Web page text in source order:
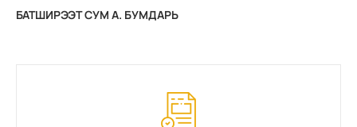
БАТШИРЭЭТ СУМ А. БУМДАРЬ